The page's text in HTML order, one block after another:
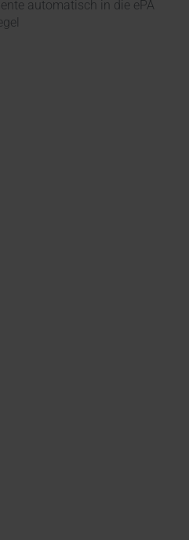
automatisch in die ePA